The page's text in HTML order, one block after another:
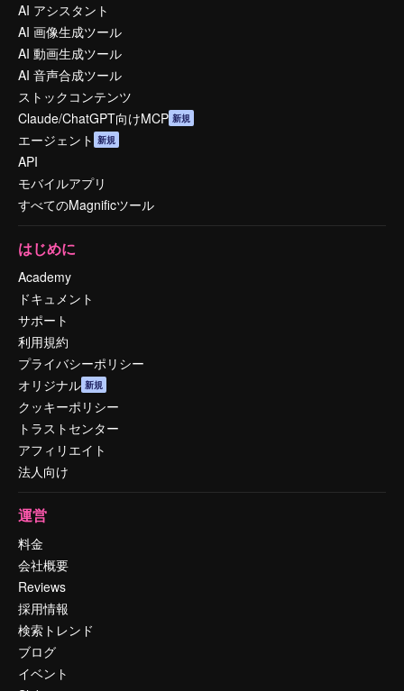
AI アシスタント
AI 画像生成ツール
AI 動画生成ツール
AI 音声合成ツール
ストックコンテンツ
Claude/ChatGPT向けMCP 新規
エージェント 新規
API
モバイルアプリ
すべてのMagnificツール
はじめに
Academy
ドキュメント
サポート
利用規約
プライバシーポリシー
オリジナル 新規
クッキーポリシー
トラストセンター
アフィリエイト
法人向け
運営
料金
会社概要
Reviews
採用情報
検索トレンド
ブログ
イベント